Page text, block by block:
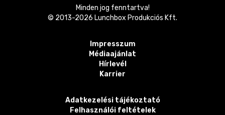
Minden jog fenntartva!
© 2013-2026 Lunchbox Produkciós Kft.
Impresszum
Médiaajánlat
Hírlevél
Karrier
Adatkezelési tájékoztató
Felhasználói feltételek